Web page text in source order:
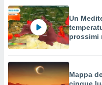
Un
prossimi
Mappa